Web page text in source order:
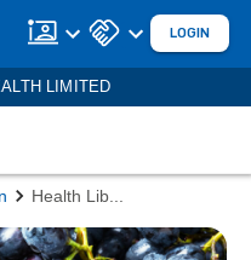
LOGIN
LIMITED
Health Lib